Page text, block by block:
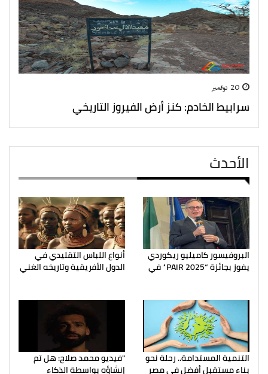
سرابيط الخادم: كنز أرض الفيروز التاريخي
الأحدث
البروفيسور كاميليو ريكوردي
يفوز بجائزة “PAIR 2025” في
أنواع اللباس التقليدي في
الدول الأفريقية وتاريخه الغني
التنمية المستدامة.. رحلة نحو
بناء مستقبل أفضل في مصر
"فيديو محمد صلاح: هل تم
إنشاؤه بواسطة الذكاء